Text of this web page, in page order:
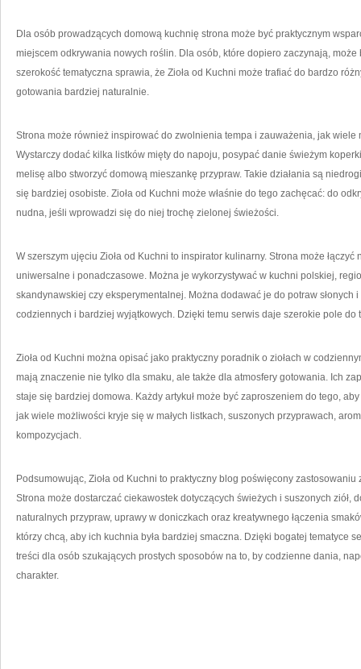
Dla osób prowadzących domową kuchnię strona może być praktycznym
miejscem odkrywania nowych roślin. Dla osób, które dopiero zaczynają, może
szerokość tematyczna sprawia, że Zioła od Kuchni może trafiać do bardzo
gotowania bardziej naturalnie.
Strona może również inspirować do zwolnienia tempa i zauważenia, jak wiele
Wystarczy dodać kilka listków mięty do napoju, posypać danie świeżym
melisę albo stworzyć domową mieszankę przypraw. Takie działania są
się bardziej osobiste. Zioła od Kuchni może właśnie do tego zachęcać: do
nudna, jeśli wprowadzi się do niej trochę zielonej świeżości.
W szerszym ujęciu Zioła od Kuchni to inspirator kulinarny. Strona może łączyć
uniwersalne i ponadczasowe. Można je wykorzystywać w kuchni polskiej,
skandynawskiej czy eksperymentalnej. Można dodawać je do potraw słonych
codziennych i bardziej wyjątkowych. Dzięki temu serwis daje szerokie pole do
Zioła od Kuchni można opisać jako praktyczny poradnik o ziołach w
mają znaczenie nie tylko dla smaku, ale także dla atmosfery gotowania. Ich
staje się bardziej domowa. Każdy artykuł może być zaproszeniem do tego,
jak wiele możliwości kryje się w małych listkach, suszonych przyprawach,
kompozycjach.
Podsumowując, Zioła od Kuchni to praktyczny blog poświęcony
Strona może dostarczać ciekawostek dotyczących świeżych i suszonych ziół,
naturalnych przypraw, uprawy w doniczkach oraz kreatywnego łączenia
którzy chcą, aby ich kuchnia była bardziej smaczna. Dzięki bogatej tematyce
treści dla osób szukających prostych sposobów na to, by codzienne dania,
charakter.